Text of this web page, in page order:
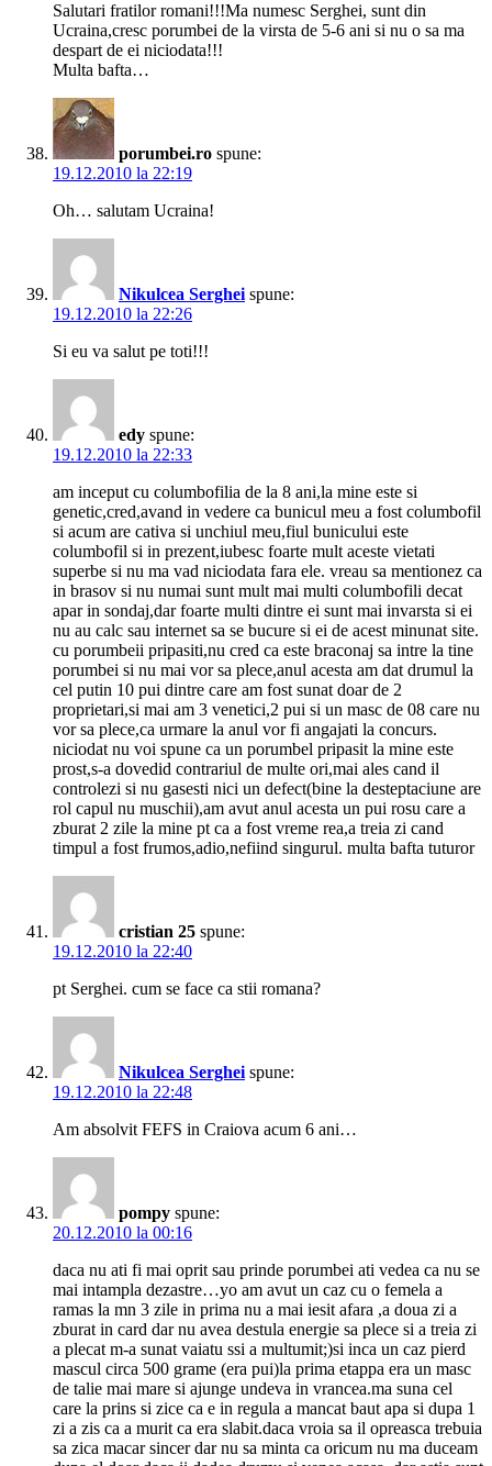
Salutari fratilor romani!!!Ma numesc Serghei, sunt din
Ucraina,cresc porumbei de la virsta de 5-6 ani si nu o sa ma
despart de ei niciodata!!!
Multa bafta…
porumbei.ro spune:
19.12.2010 la 22:19
Oh… salutam Ucraina!
Nikulcea Serghei spune:
19.12.2010 la 22:26
Si eu va salut pe toti!!!
edy spune:
19.12.2010 la 22:33
am inceput cu columbofilia de la 8 ani,la mine este si
genetic,cred,avand in vedere ca bunicul meu a fost columbofil
si acum are cativa si unchiul meu,fiul bunicului este
columbofil si in prezent,iubesc foarte mult aceste vietati
superbe si nu ma vad niciodata fara ele. vreau sa mentionez ca
in brasov si nu numai sunt mult mai multi columbofili decat
apar in sondaj,dar foarte multi dintre ei sunt mai invarsta si ei
nu au calc sau internet sa se bucure si ei de acest minunat site.
cu porumbeii pripasiti,nu cred ca este braconaj sa intre la tine
porumbei si nu mai vor sa plece,anul acesta am dat drumul la
cel putin 10 pui dintre care am fost sunat doar de 2
proprietari,si mai am 3 venetici,2 pui si un masc de 08 care nu
vor sa plece,ca urmare la anul vor fi angajati la concurs.
niciodat nu voi spune ca un porumbel pripasit la mine este
prost,s-a dovedid contrariul de multe ori,mai ales cand il
controlezi si nu gasesti nici un defect(bine la desteptaciune are
rol capul nu muschii),am avut anul acesta un pui rosu care a
zburat 2 zile la mine pt ca a fost vreme rea,a treia zi cand
timpul a fost frumos,adio,nefiind singurul. multa bafta tuturor
cristian 25 spune:
19.12.2010 la 22:40
pt Serghei. cum se face ca stii romana?
Nikulcea Serghei spune:
19.12.2010 la 22:48
Am absolvit FEFS in Craiova acum 6 ani…
pompy spune:
20.12.2010 la 00:16
daca nu ati fi mai oprit sau prinde porumbei ati vedea ca nu se
mai intampla dezastre…yo am avut un caz cu o femela a
ramas la mn 3 zile in prima nu a mai iesit afara ,a doua zi a
zburat in card dar nu avea destula energie sa plece si a treia zi
a plecat m-a sunat vaiatu ssi a multumit;)si inca un caz pierd
mascul circa 500 grame (era pui)la prima etappa era un masc
de talie mai mare si ajunge undeva in vrancea.ma suna cel
care la prins si zice ca e in regula a mancat baut apa si dupa 1
zi a zis ca a murit ca era slabit.daca vroia sa il opreasca trebuia
sa zica macar sincer dar nu sa minta ca oricum nu ma duceam